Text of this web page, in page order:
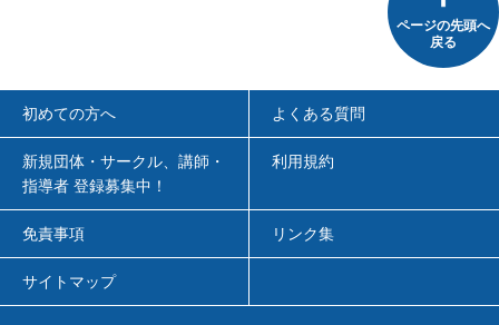
ページの先頭へ
戻る
初めての方へ よくある質問
新規団体・サークル、講師・
指導者 登録募集中！
利用規約
免責事項 リンク集
サイトマップ